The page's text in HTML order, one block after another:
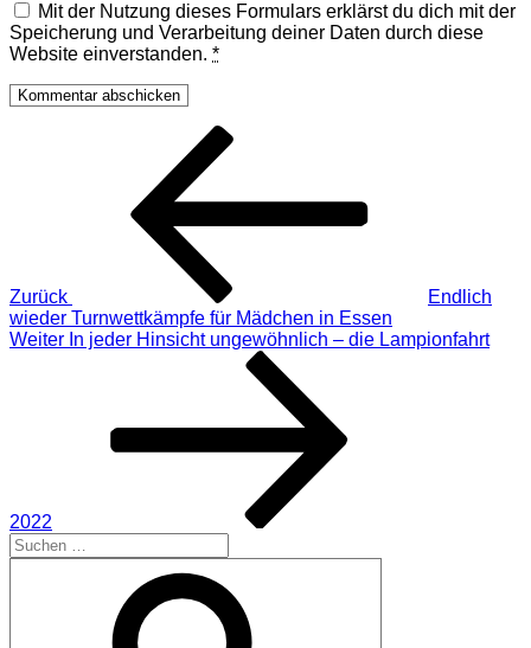
Mit der Nutzung dieses Formulars erklärst du dich mit der
Speicherung und Verarbeitung deiner Daten durch diese
Website einverstanden. *
Beitragsnavigation
Zurück
Endlich
wieder Turnwettkämpfe für Mädchen in Essen
Nächster
Weiter In jeder Hinsicht ungewöhnlich – die Lampionfahrt
2022
Suchen
nach: